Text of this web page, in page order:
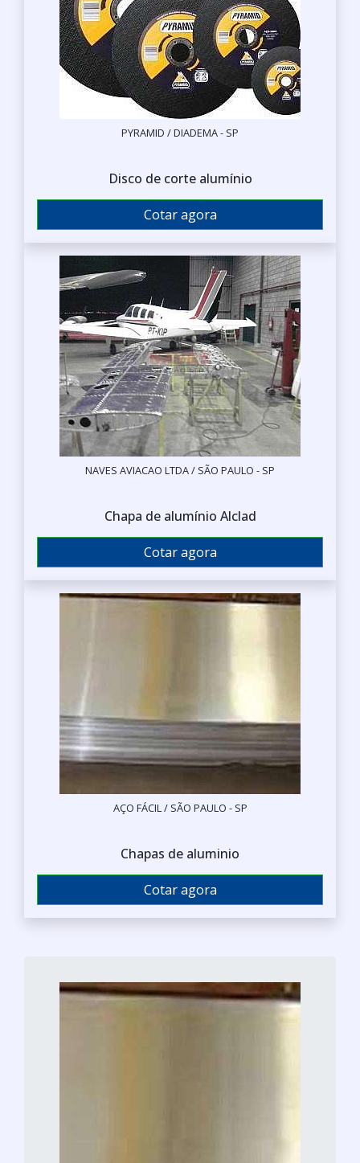
PYRAMID / DIADEMA - SP
Disco de corte alumínio
Cotar agora
NAVES AVIACAO LTDA / SÃO PAULO - SP
Chapa de alumínio Alclad
Cotar agora
AÇO FÁCIL / SÃO PAULO - SP
Chapas de aluminio
Cotar agora